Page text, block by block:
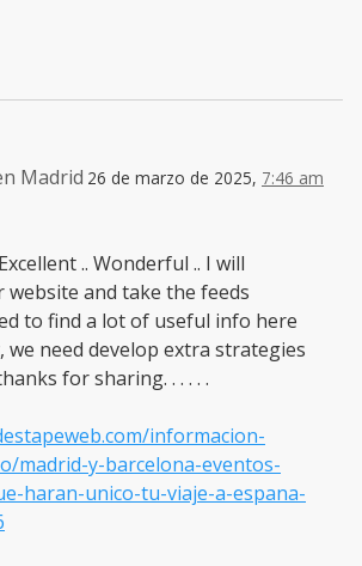
Madrid 26 de marzo de 2025, 7:46 am
.. Wonderful .. I will
and take the feeds
to find a lot of useful info here
need develop extra strategies
for sharing. . . . . .
informacion-
madrid-y-barcelona-eventos-
haran-unico-tu-viaje-a-espana-